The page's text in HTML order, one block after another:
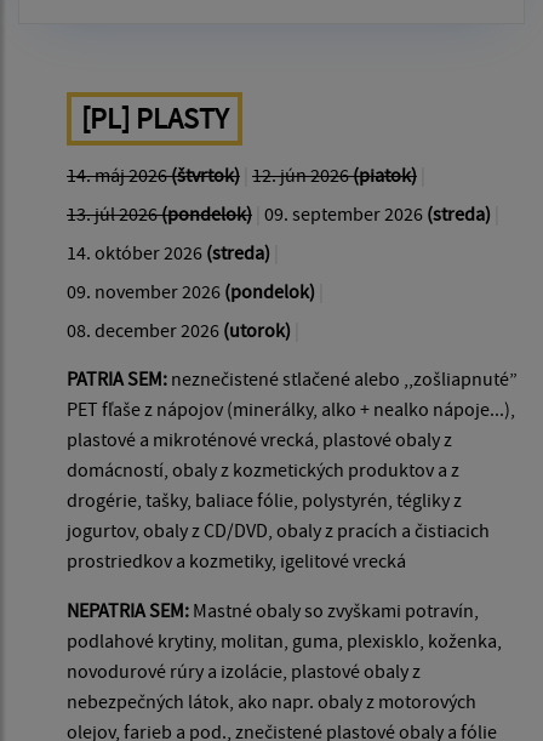
[PL] PLASTY
14. máj 2026(štvrtok) 12. jún 2026(piatok)
13. júl 2026(pondelok) 09. september 2026 (streda)
14. október 2026 (streda)
09. november 2026 (pondelok)
08. december 2026 (utorok)
PATRIA SEM: neznečistené stlačené alebo ,,zošliapnuté”
PET fľaše z nápojov (minerálky, alko + nealko nápoje...),
plastové a mikroténové vrecká, plastové obaly z
domácností, obaly z kozmetických produktov a z
drogérie, tašky, baliace fólie, polystyrén, tégliky z
jogurtov, obaly z CD/DVD, obaly z pracích a čistiacich
prostriedkov a kozmetiky, igelitové vrecká
NEPATRIA SEM: Mastné obaly so zvyškami potravín,
podlahové krytiny, molitan, guma, plexisklo, koženka,
novodurové rúry a izolácie, plastové obaly z
nebezpečných látok, ako napr. obaly z motorových
olejov, farieb a pod., znečistené plastové obaly a fólie